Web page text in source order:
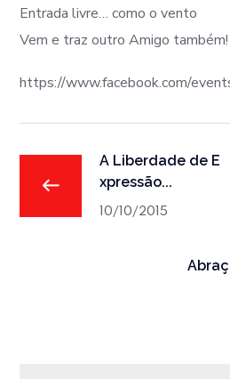
Entrada livre… como o vento
Vem e traz outro Amigo também!
https://www.facebook.com/
A L​iberdade de E​
xpressão...
10/10/2015